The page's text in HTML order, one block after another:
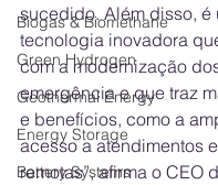
Biogas & Biomethane
Green Hydrogen
Geothermal Energy
Energy Storage
Battery Systems
sucedido. Além disso, é
tecnologia inovadora
com a modernização
emergência e que traz
e benefícios, como a
acesso a atendimentos
remotas”, afirma o CEO